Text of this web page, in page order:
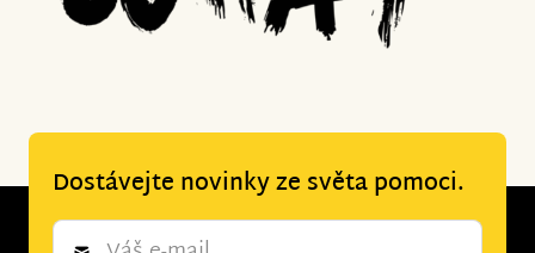
Dostávejte novinky ze světa pomoci.
Newsletter